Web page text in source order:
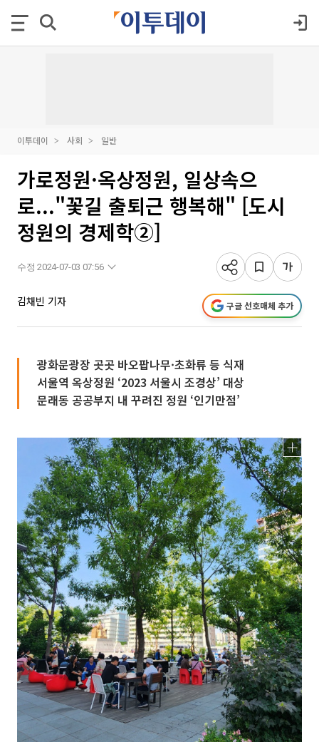
이투데이 사회 일반
가로정원·옥상정원, 일상속으
로..."꽃길 출퇴근 행복해" [도시
정원의 경제학②]
수정 2024-07-03 07:56
김채빈 기자 구글 선호매체 추가
광화문광장 곳곳 바오팝나무·초화류 등 식재
서울역 옥상정원 ‘2023 서울시 조경상’ 대상
문래동 공공부지 내 꾸려진 정원 ‘인기만점’